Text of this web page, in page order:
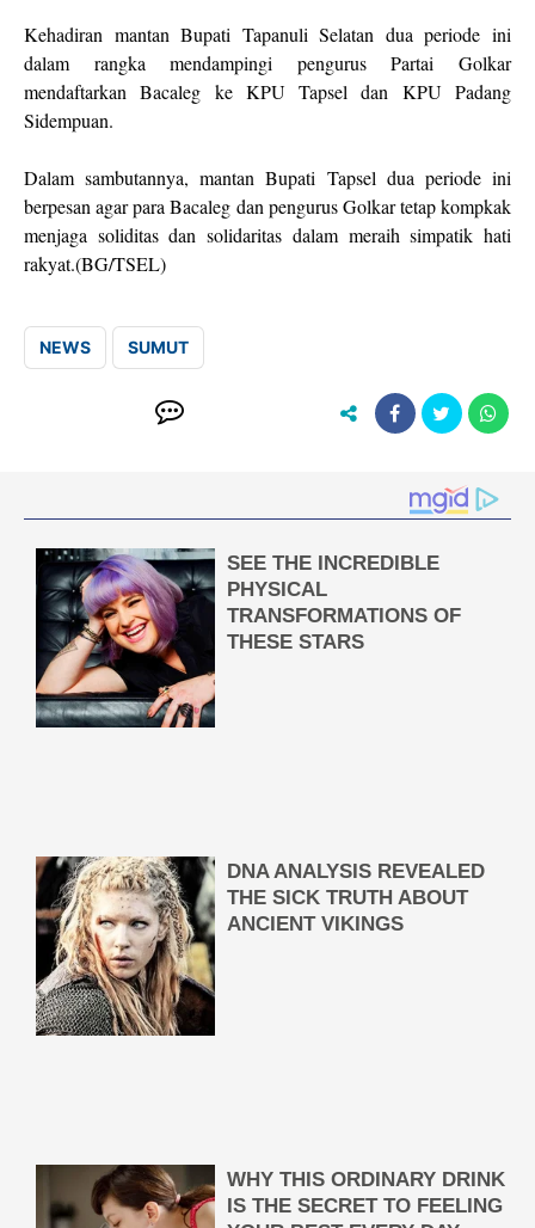
Kehadiran mantan Bupati Tapanuli Selatan dua periode ini
dalam rangka mendampingi pengurus Partai Golkar
mendaftarkan Bacaleg ke KPU Tapsel dan KPU Padang
Sidempuan.
Dalam sambutannya, mantan Bupati Tapsel dua periode ini
berpesan agar para Bacaleg dan pengurus Golkar tetap kompkak
menjaga soliditas dan solidaritas dalam meraih simpatik hati
rakyat.(BG/TSEL)
NEWS SUMUT